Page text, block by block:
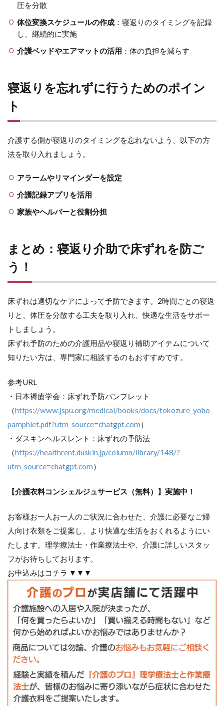
う
め
の
イ
4
寝返
助で
れを
う！
圧を分散
体位変換スケジュールの作成：寝返りのタイミングを記録
し、継続的に実施
介護ベッドやエアマットの活用 ：体の負担を減らす
寝返りを忘れずに行うためのポイン
ト
介護する側が寝返りのタイミングを忘れないよう、以下の方
法を取り入れましょう。
アラームやリマインダーを設定
介護記録アプリを活用
家族やヘルパーと役割分担
まとめ：寝返り介助で床ずれを防ご
う！
床ずれは適切なケアによって予防できます。2時間ごとの寝返
りと、体圧を分散する工夫を取り入れ、快適な生活をサポー
トしましょう。
床ずれ予防のための介護用品や寝返り補助アイテムについて
知りたい方は、専門家に相談するのもおすすめです。
参考URL
・日本褥瘡学会：床ずれ予防パンフレット
（https://www.jspu.org/medical/books/docs/tokozure_yobo_
pamphlet.pdf?utm_source=chatgpt.com）
・ダスキンヘルスレント：床ずれの予防法
（https://healthrent.duskin.jp/column/library/148/?
utm_source=chatgpt.com）
【介護衣料コンシェルジュサービス（無料）】実施中！
お客様お一人お一人のご状況に合わせた、介護に必要なご婦
人向け衣類をご提案し、より快適な生活をおくれるようにい
たします。理学療法士・作業療法士や、介護に詳しいスタッ
フがお待ちしております。
お申込みはコチラ ▼▼▼